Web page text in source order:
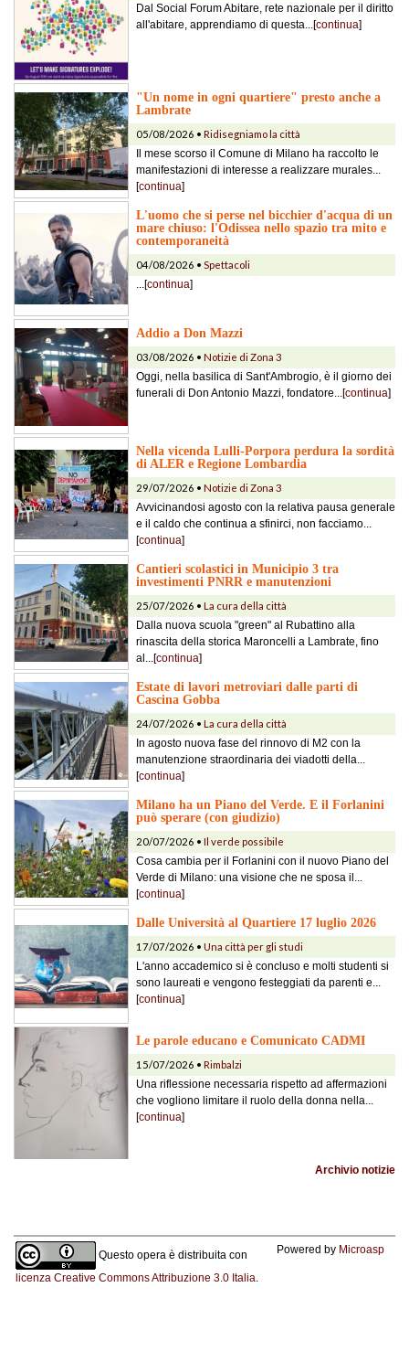
Dal Social Forum Abitare, rete nazionale per il diritto
all'abitare, apprendiamo di questa...[continua]
"Un nome in ogni quartiere" presto anche a
Lambrate
05/08/2026 • Ridisegniamo la città
Il mese scorso il Comune di Milano ha raccolto le
manifestazioni di interesse a realizzare murales...
[continua]
L'uomo che si perse nel bicchier d'acqua di un
mare chiuso: l'Odissea nello spazio tra mito e
contemporaneità
04/08/2026 • Spettacoli
...[continua]
Addio a Don Mazzi
03/08/2026 • Notizie di Zona 3
Oggi, nella basilica di Sant'Ambrogio, è il giorno dei
funerali di Don Antonio Mazzi, fondatore...[continua]
Nella vicenda Lulli-Porpora perdura la sordità
di ALER e Regione Lombardia
29/07/2026 • Notizie di Zona 3
Avvicinandosi agosto con la relativa pausa generale
e il caldo che continua a sfinirci, non facciamo...
[continua]
Cantieri scolastici in Municipio 3 tra
investimenti PNRR e manutenzioni
25/07/2026 • La cura della città
Dalla nuova scuola "green" al Rubattino alla
rinascita della storica Maroncelli a Lambrate, fino
al...[continua]
Estate di lavori metroviari dalle parti di
Cascina Gobba
24/07/2026 • La cura della città
In agosto nuova fase del rinnovo di M2 con la
manutenzione straordinaria dei viadotti della...
[continua]
Milano ha un Piano del Verde. E il Forlanini
può sperare (con giudizio)
20/07/2026 • Il verde possibile
Cosa cambia per il Forlanini con il nuovo Piano del
Verde di Milano: una visione che ne sposa il...
[continua]
Dalle Università al Quartiere 17 luglio 2026
17/07/2026 • Una città per gli studi
L'anno accademico si è concluso e molti studenti si
sono laureati e vengono festeggiati da parenti e...
[continua]
Le parole educano e Comunicato CADMI
15/07/2026 • Rimbalzi
Una riflessione necessaria rispetto ad affermazioni
che vogliono limitare il ruolo della donna nella...
[continua]
Archivio notizie
Questo opera è distribuita con
licenza Creative Commons Attribuzione 3.0 Italia.
Powered by Microasp